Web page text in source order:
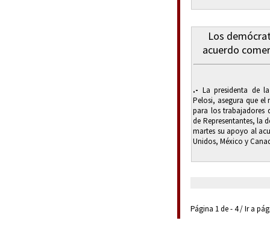
Los
acuerdo
.- La presidenta de
Pelosi, asegura que
para los trabajadores
de Representantes, la
martes su apoyo al
Unidos, México y
Página 1 de - 4 / Ir a